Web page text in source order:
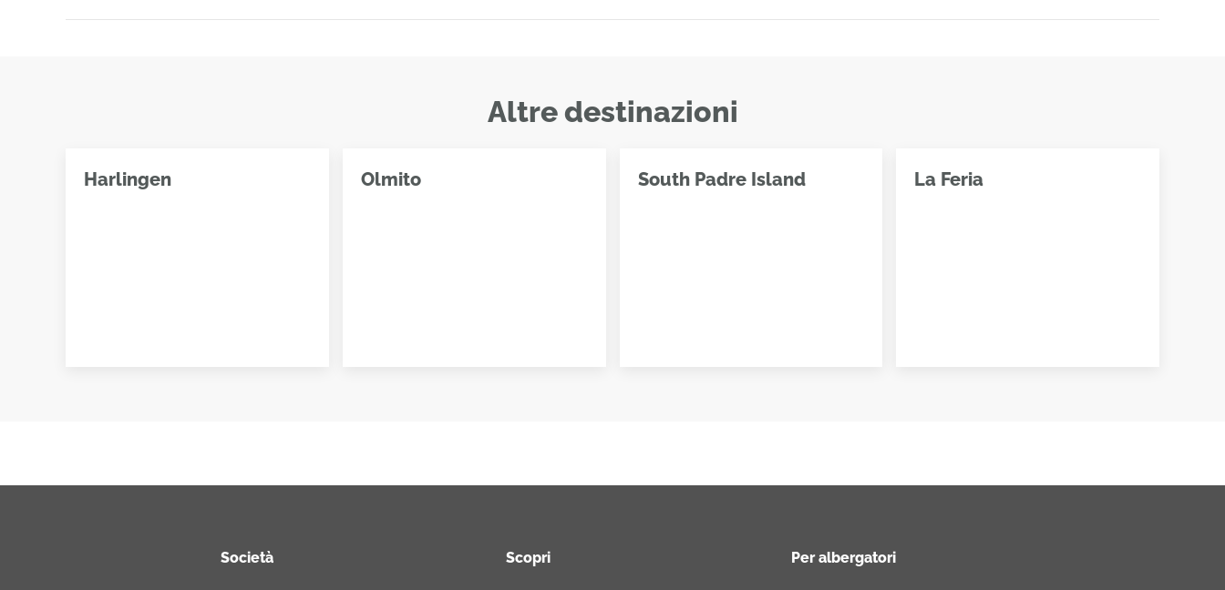
Altre destinazioni
Harlingen Olmito South Padre Island La Feria
Società Scopri Per albergatori